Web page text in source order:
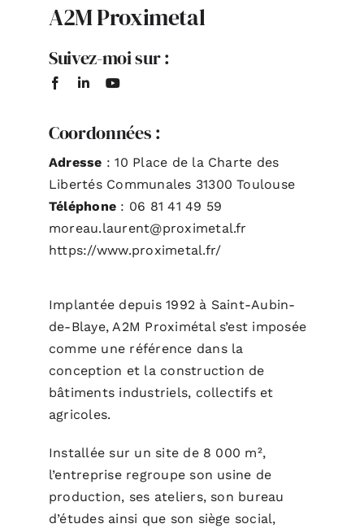
A2M Proximetal
Suivez-moi sur :
Coordonnées :
Adresse : 10 Place de la Charte des
Libertés Communales 31300 Toulouse
Téléphone : 06 81 41 49 59
moreau.laurent@proximetal.fr
https://www.proximetal.fr/
Implantée depuis 1992 à Saint-Aubin-
de-Blaye, A2M Proximétal s’est imposée
comme une référence dans la
conception et la construction de
bâtiments industriels, collectifs et
agricoles.
Installée sur un site de 8 000 m²,
l’entreprise regroupe son usine de
production, ses ateliers, son bureau
d’études ainsi que son siège social,
S’ABONNER